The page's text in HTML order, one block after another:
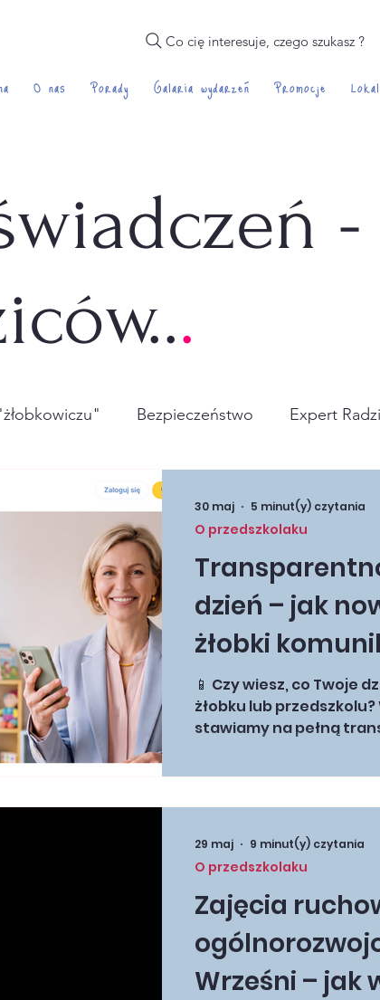
Co cię interesuje, czego szukasz ?
O nas Porady Galaria wydarzeń Promocje
.
Bezpieczeństwo Expert Radzi
dzień – jak
żłobki
rodzicami?
raporty,
📱 Czy wiesz, co Twoje
żłobku lub
stawiamy na pełną
filarach: 1️⃣ Aplikacja
rozliczenia). 2️⃣ Raporty
tylko suche liczby, ale
postępów Twojego
bezpośrednie –
O przedszkolaku
30 maj 5 minut(y) czytania
Zajęcia
Wrześni – jak
O przedszkolaku
29 maj 9 minut(y) czytania